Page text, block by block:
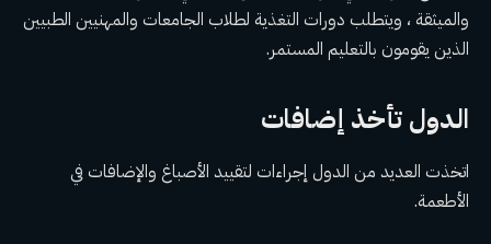
والميثقة ، ويتطلب دورات التغذية لطلاب الجامعات والمهنيين الطبيين
الذين يقومون بالتعليم المستمر.
الدول تأخذ إضافات
اتخذت العديد من الدول إجراءات لتقييد الأصباغ والإضافات في
الأطعمة.